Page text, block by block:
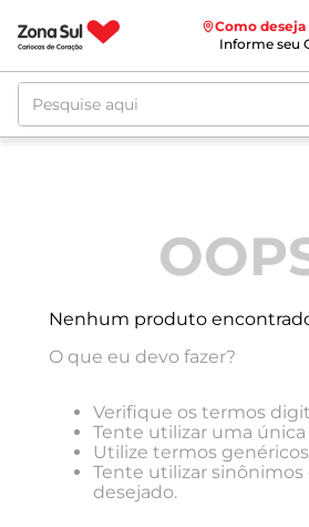
Como
Informe seu
Pesquise aqui
Nenhum produto
O que eu devo fazer?
Verifique os termos
Tente utilizar uma única
Utilize termos
Tente utilizar
desejado.